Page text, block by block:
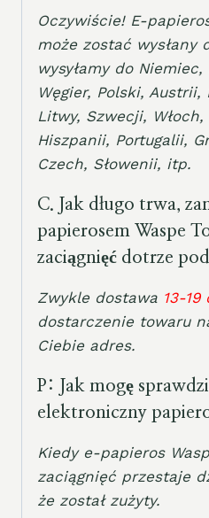
Oczywiście! E-
może zostać wysłany
wysyłamy do
Węgier, Polski,
Litwy, Szwecji,
Hiszpanii, Portugalii,
Czech, Słowenii, itp.
C. Jak długo trwa,
papierosem Waspe
zaciągnięć dotrze
Zwykle dostawa 13-19
dostarczenie towaru
Ciebie adres.
P: Jak mogę
elektroniczny
Kiedy e-papieros
zaciągnięć przestaje
że został zużyty.